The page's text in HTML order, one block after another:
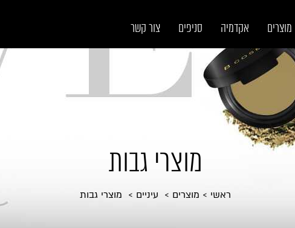
מוצרים אקדמיה סניפים צור קשר
מוצרי גבות
ראשי מוצרים עיניים מוצרי גבות